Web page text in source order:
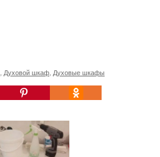
Духовой шкаф Духовые шкафы